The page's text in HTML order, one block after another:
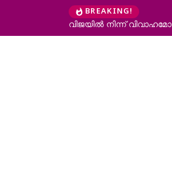
BREAKING!
വിജയിൽ നിന്ന്